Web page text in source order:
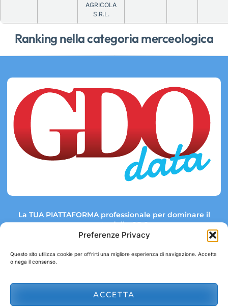
Preferenze Privacy
Questo sito utilizza cookie per offrirti una migliore esperienza di navigazione. Accetta
o nega il consenso.
ACCETTA
Ranking nella categoria merceologica
AGRICOLA
S.R.L.
La TUA PIATTAFORMA professionale per dominare il
mercato della GDO.
Link rapidi:
abbonamenti@gdodata.it